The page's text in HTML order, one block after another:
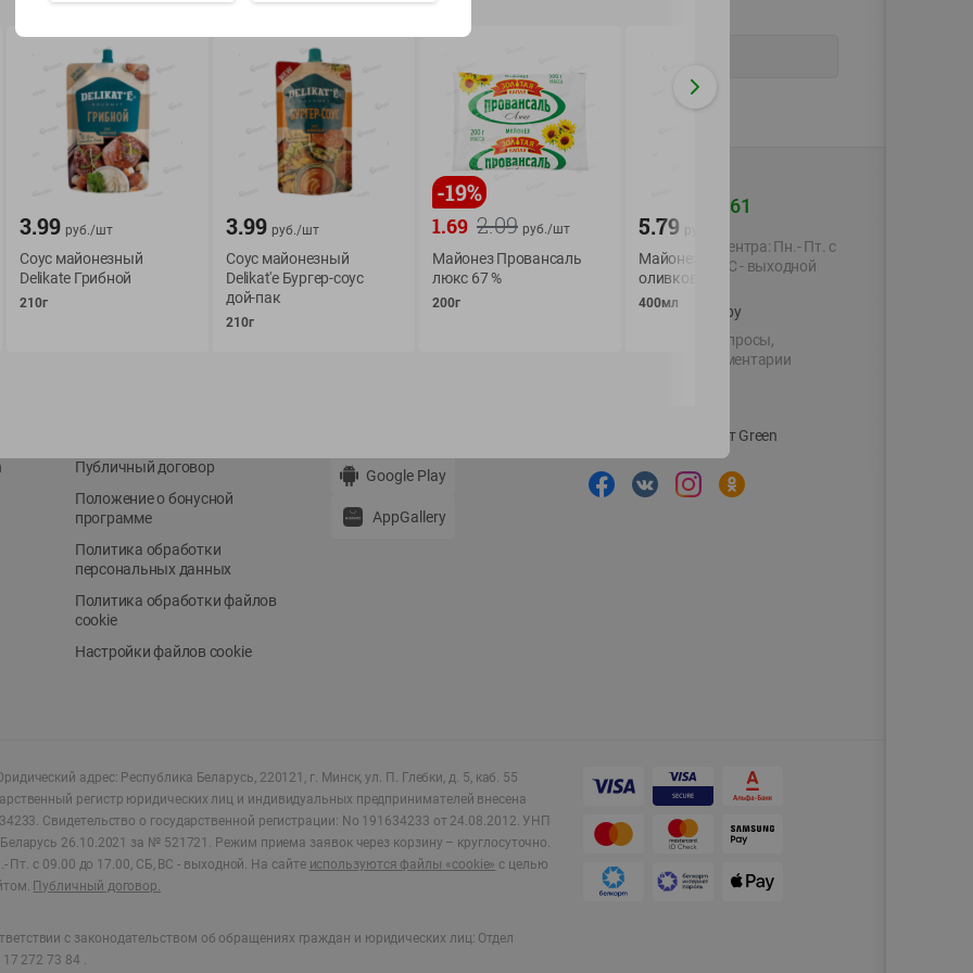
Показать 15-28 из 79
Условия доставки
Публичный договор
Положение о бонусной
программе
Политика обработки
персональных данных
Политика обработки файлов
cookie
Настройки файлов cookie
Мои товары
Google Play
AppGallery
+375 44 560-60-61
Время работы Call-центра: Пн.- Пт. с
09.00 до 17.00, СБ, ВС - выходной
shop@green-market.by
Пишите нам свои вопросы,
предложения и комментарии
Корпоративный сайт Green
адрес: Республика Беларусь, 220121, г. Минск, ул. П. Глебки, д. 5, каб. 55
регистр юридических лиц и индивидуальных предпринимателей внесена
Свидетельство о государственной регистрации: No 191634233 от 24.08.2012. УНП
26.10.2021 за № 521721. Режим приема заявок через корзину – круглосуточно.
Пт. с 09.00 до 17.00, СБ, ВС - выходной. На сайте используются файлы «cookie» с целью
Публичный договор.
с законодательством об обращениях граждан и юридических лиц: Отдел
272 73 84 .
3.99 руб./шт
Соус майонезный
Delikate Грибной
210г
3.99 руб./шт
Соус майонезный
Delikat'e Бургер-соус
дой-пак
210г
-19%
2.09
1.69 руб./шт
Майонез Провансаль
люкс 67 %
200г
5.79 руб./
Майонез Слобода
оливковый 67%
400мл